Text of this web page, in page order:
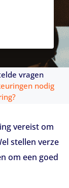
vragen
nodig
vereist om
stellen verze
om een goed